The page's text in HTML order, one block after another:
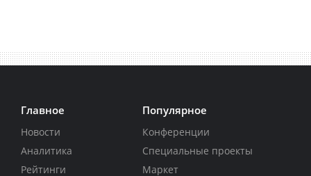
Главное
Новости
Аналитика
Рейтинги
Популярное
Конференции
Специальные проекты
Маркет